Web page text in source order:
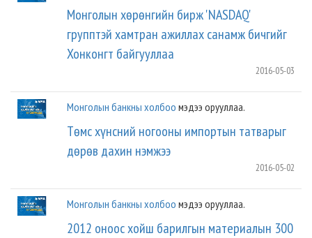
Монголын хөрөнгийн бирж 'NASDAQ'
групптэй хамтран ажиллах санамж бичгийг
Хонконгт байгууллаа
2016-05-03
Монголын банкны холбоо мэдээ орууллаа.
Төмс хүнсний ногооны импортын татварыг
дөрөв дахин нэмжээ
2016-05-02
Монголын банкны холбоо мэдээ орууллаа.
2012 оноос хойш барилгын материалын 300